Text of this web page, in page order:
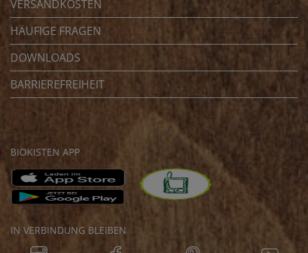
VERSANDKOSTEN
HÄUFIGE FRAGEN
DOWNLOADS
BARRIEREFREIHEIT
BIOKISTEN APP
IN VERBINDUNG BLEIBEN